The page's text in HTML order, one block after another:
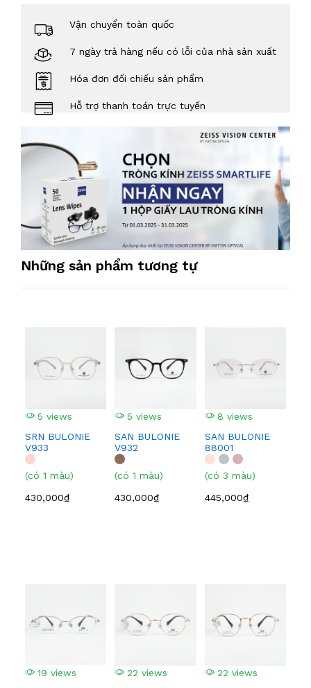
Vận chuyển toàn quốc
7 ngày trả hàng nếu có lỗi của nhà sản xuất
Hóa đơn đối chiếu sản phẩm
Hỗ trợ thanh toán trực tuyến
Những sản phẩm tương tự
5 views
SRN BULONIE
V933
(có 1 màu)
430,000₫
5 views
SAN BULONIE
V932
(có 1 màu)
430,000₫
8 views
SAN BULONIE
88001
(có 3 màu)
445,000₫
19 views
22 views
22 views